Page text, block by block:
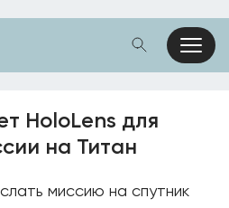
HoloLens для
на Титан
миссию на спутник